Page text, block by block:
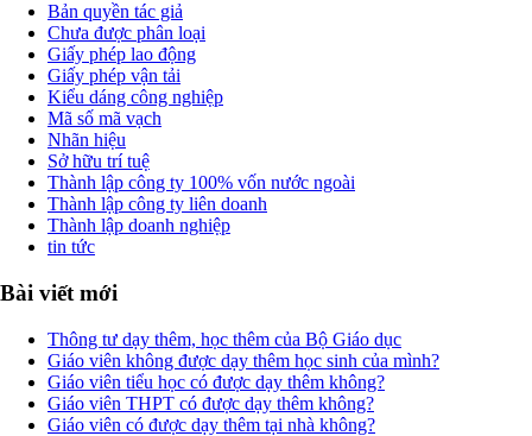
Bản quyền tác giả
Chưa được phân loại
Giấy phép lao động
Giấy phép vận tải
Kiểu dáng công nghiệp
Mã số mã vạch
Nhãn hiệu
Sở hữu trí tuệ
Thành lập công ty 100% vốn nước ngoài
Thành lập công ty liên doanh
Thành lập doanh nghiệp
tin tức
Bài viết mới
Thông tư dạy thêm, học thêm của Bộ Giáo dục
Giáo viên không được dạy thêm học sinh của mình?
Giáo viên tiểu học có được dạy thêm không?
Giáo viên THPT có được dạy thêm không?
Giáo viên có được dạy thêm tại nhà không?